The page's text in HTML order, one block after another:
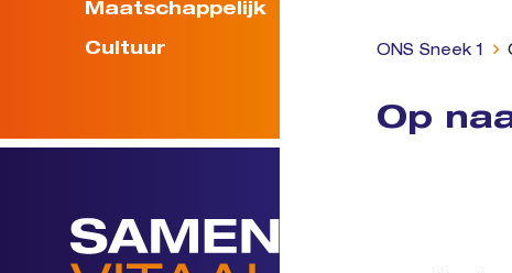
Maatschappelijk
Cultuur ONS Sneek 1
Op